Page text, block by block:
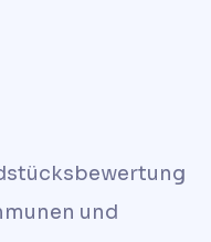
und